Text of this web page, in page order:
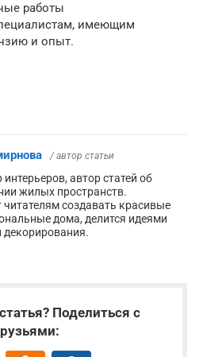
работы
имеющим
и опыт.
/ автор статьи
автор статей об
жилых пространств.
читателям создавать красивые
дома, делится идеями
декорирования.
Поделиться с